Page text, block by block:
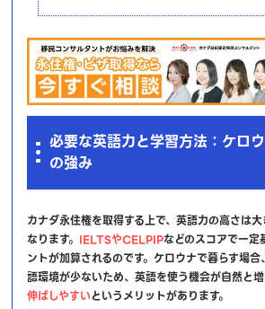
必要な英語力と学習方法：ケロ
の強み
カナダ永住権を取得する上で、英語力の高さは
なります。 IELTSやCELPIPなどのスコアで一定
ントが加算されるのです。ケロウナで暮らす場
語環境が少ないため、英語を使う機会が自然と
伸ばしやすいというメリットがあります。